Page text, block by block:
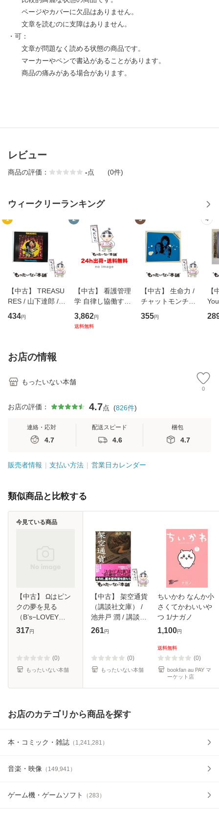
ページやカバーに欠品はありません。
文章を読むのに支障はありません。
・可：
文章が問題なく読める状態の商品です。
マーカーやペンで書込があることがあります。
商品の痛みがある場合があります。
レビュー
商品の評価： -点 (0件)
ウィークリーランキング
1
【中古】 TREASU
RES / 山下達郎 /
イーストウエス
ト・ジャパン [CD]
434円
2
【中古】 看護管理
学 自律し協働する
専門職の看護マネ
ジメントスキル 改
3,862円
送料無料
3
【中古】 生命力 /
チャットモンチー /
キューンレコード
[CD]【メール便送
355円
4
【
のが
お店の情報
もったいない本舗
0
お店の評価： 4.7点 (826件)
連絡・応対
4.7
配送スピード
4.6
梱包
4.7
販売者情報 支払い方法 営業日カレンダー
類似商品と比較する
【中古】 Ωはピン
クの夢を見る
（B’s−LOVEY
COMICS） / 櫻井
ック]【メール便送
料無料】
317円
(0)
もったいない本舗
今見ている商品
【中古】 架空通貨
（講談社文庫） /
池井戸 潤 / 講談社
[文庫]【メール便送
261円
(0)
もったいない本舗
ちいかわ なんか小
さくてかわいいや
つ 1/ナガノ
1,100円
送料無料
(0)
bookfan au PAY マ
ーケット店
お店のカテゴリから商品を探す
本・コミック・雑誌 （ 1,241,281 ）
音楽・映像 （ 149,941 ）
ゲーム機・ゲームソフト （283 ）